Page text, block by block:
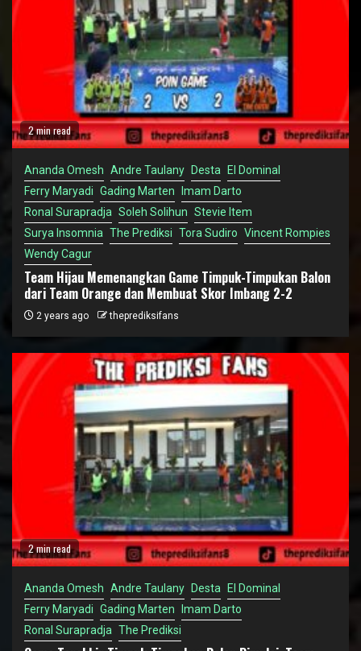
2 min read
Ananda Omesh Andre Taulany Desta
El Dominal
Ferry Maryadi Gading Marten
Imam Darto
Ronal Surapradja Soleh Solihun Stevie Item
Surya Insomnia The Prediksi Tora Sudiro Vincent Rompies
Wendy Cagur
Team Hijau Memenangkan Game Timpuk-Timpukan Balon
dari Team Orange dan Membuat Skor Imbang 2-2
2 years ago theprediksifans
2 min read
Ananda Omesh Andre Taulany Desta
El Dominal
Ferry Maryadi Gading Marten
Imam Darto
Ronal Surapradja The Prediksi